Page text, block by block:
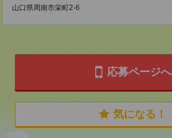
山口県周南市栄町2-6
応募ページへ
気になる！